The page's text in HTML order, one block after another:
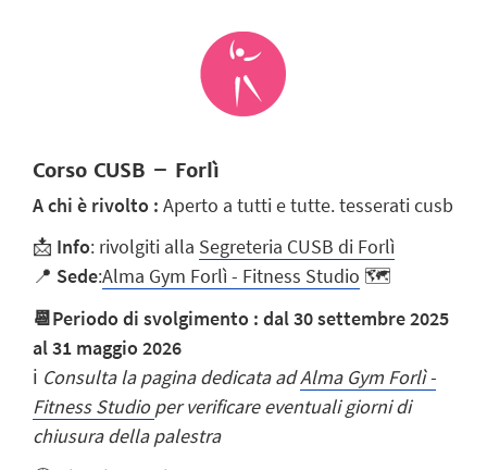
Corso CUSB – Forlì
A chi è rivolto : Aperto a tutti e tutte.tesserati cusb
📩 Info: rivolgiti alla Segreteria CUSB di Forlì
📍 Sede:Alma Gym Forlì - Fitness Studio 🗺️
📆Periodo di svolgimento : dal 30 settembre 2025
al 31 maggio 2026
ℹ️ Consulta la pagina dedicata adAlma Gym Forlì -
Fitness Studio per verificare eventuali giorni di
chiusura della palestra